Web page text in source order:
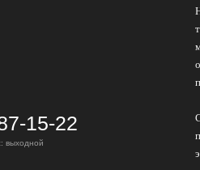
15-22
выходной